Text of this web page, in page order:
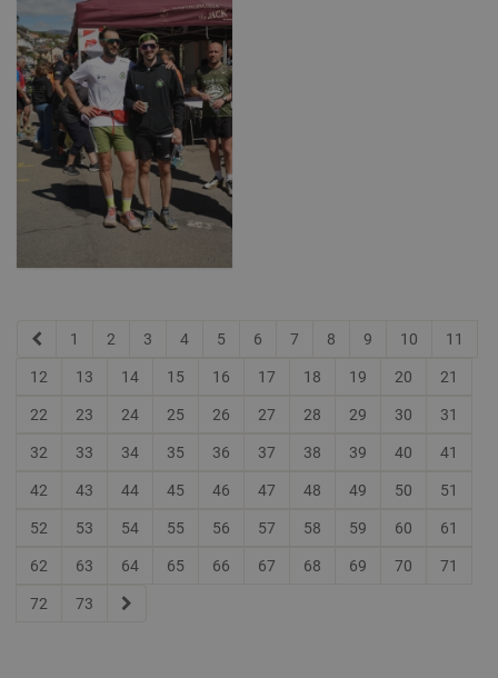
1 2 3 4 5 6 7 8 9 10 11
12 13 14 15 16 17 18 19 20 21
22 23 24 25 26 27 28 29 30 31
32 33 34 35 36 37 38 39 40 41
42 43 44 45 46 47 48 49 50 51
52 53 54 55 56 57 58 59 60 61
62 63 64 65 66 67 68 69 70 71
72 73